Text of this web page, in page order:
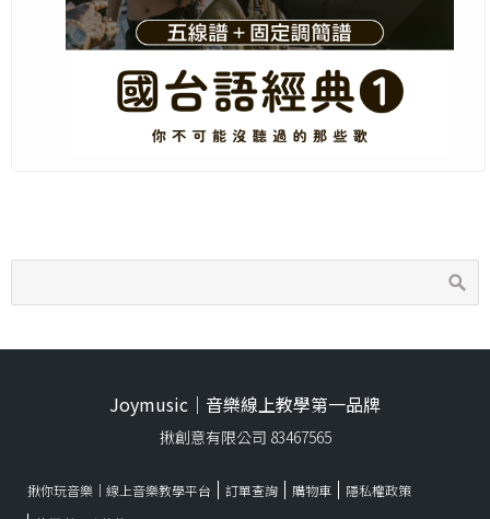
Joymusic｜音樂線上教學第一品牌
揪創意有限公司 83467565
揪你玩音樂｜線上音樂教學平台 訂單查詢 購物車
隱私權政策